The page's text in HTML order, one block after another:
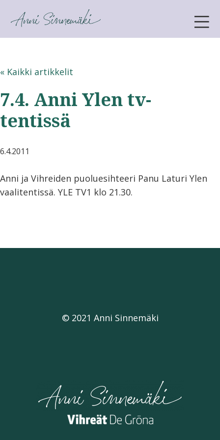
ANNI SINNEMÄKI
« Kaikki artikkelit
7.4. Anni Ylen tv-
tentissä
6.4.2011
Anni ja Vihreiden puoluesihteeri Panu Laturi Ylen
vaalitentissä. YLE TV1 klo 21.30.
© 2021 Anni Sinnemäki